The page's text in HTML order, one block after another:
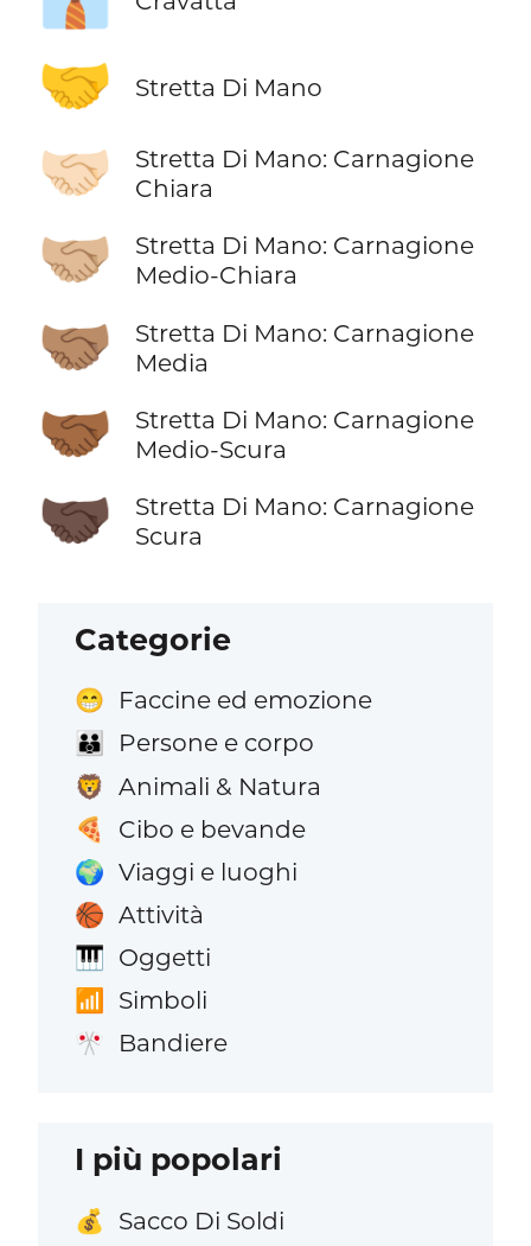
🤝 Stretta Di Mano
🤝🏻
Stretta Di Mano: Carnagione
Chiara
🤝🏼
Stretta Di Mano: Carnagione
Medio-Chiara
🤝🏽
Stretta Di Mano: Carnagione
Media
🤝🏾
Stretta Di Mano: Carnagione
Medio-Scura
🤝🏿
Stretta Di Mano: Carnagione
Scura
Categorie
😁 Faccine ed emozione
👪 Persone e corpo
🦁 Animali & Natura
🍕 Cibo e bevande
🌍 Viaggi e luoghi
🏀 Attività
🎹 Oggetti
📶 Simboli
🎌 Bandiere
I più popolari
💰 Sacco Di Soldi